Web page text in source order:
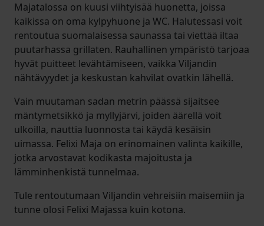
Majatalossa on kuusi viihtyisää huonetta, joissa
kaikissa on oma kylpyhuone ja WC. Halutessasi voit
rentoutua suomalaisessa saunassa tai viettää iltaa
puutarhassa grillaten. Rauhallinen ympäristö tarjoaa
hyvät puitteet levähtämiseen, vaikka Viljandin
nähtävyydet ja keskustan kahvilat ovatkin lähellä.
Vain muutaman sadan metrin päässä sijaitsee
mäntymetsikkö ja myllyjärvi, joiden äärellä voit
ulkoilla, nauttia luonnosta tai käydä kesäisin
uimassa. Felixi Maja on erinomainen valinta kaikille,
jotka arvostavat kodikasta majoitusta ja
lämminhenkistä tunnelmaa.
Tule rentoutumaan Viljandin vehreisiin maisemiin ja
tunne olosi Felixi Majassa kuin kotona.